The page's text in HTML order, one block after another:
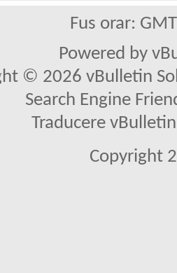
Fus orar:
Powered by
© 2026 vBulletin
Search Engine
Traducere
Copyright